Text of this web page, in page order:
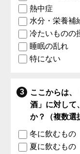
熱中症
水分・栄養補
冷たいものの
睡眠の乱れ
特にない
ここからは、
酒」に対して
か？（複数選
冬に飲むもの
夏に飲むもの